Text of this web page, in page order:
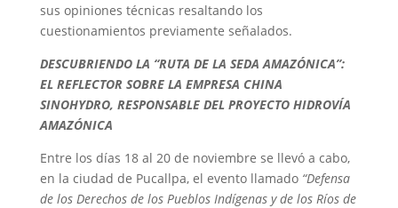
sus opiniones técnicas resaltando los
cuestionamientos previamente señalados.
DESCUBRIENDO LA “RUTA DE LA SEDA AMAZÓNICA”:
EL REFLECTOR SOBRE LA EMPRESA CHINA
SINOHYDRO, RESPONSABLE DEL PROYECTO HIDROVÍA
AMAZÓNICA
Entre los días 18 al 20 de noviembre se llevó a cabo,
en la ciudad de Pucallpa, el evento llamado“Defensa
de los Derechos de los Pueblos Indígenas y de los Ríos de